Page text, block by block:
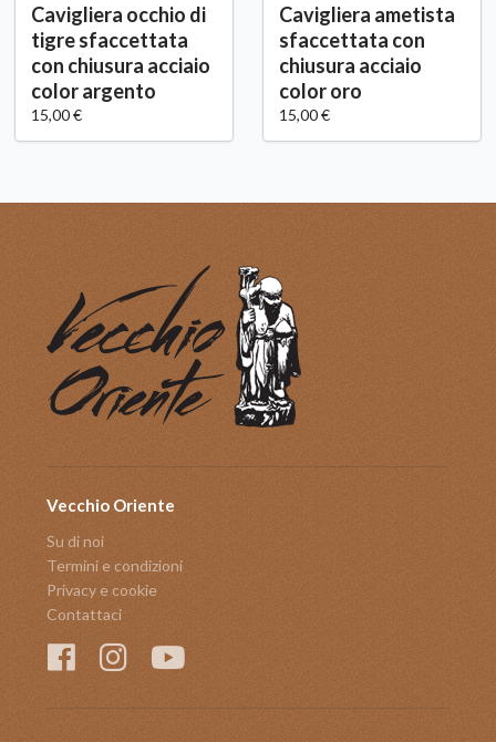
Cavigliera occhio di
tigre sfaccettata
con chiusura acciaio
color argento
15,00 €
Cavigliera ametista
sfaccettata con
chiusura acciaio
color oro
15,00 €
Vecchio Oriente
Su di noi
Termini e condizioni
Privacy e cookie
Contattaci